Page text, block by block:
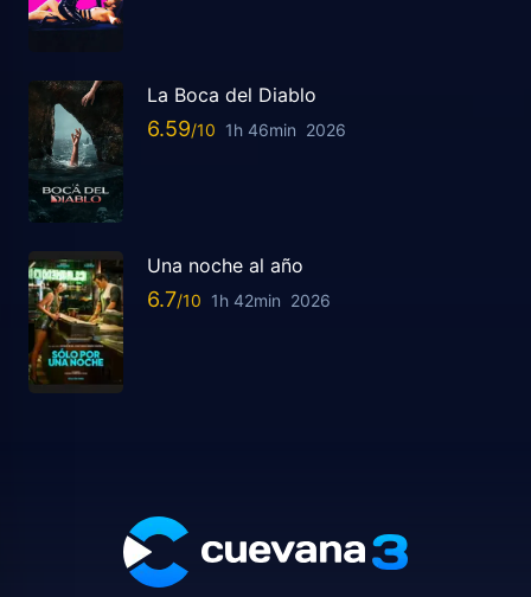
La Boca del Diablo
6.59 1h 46min 2026
Una noche al año
6.7 1h 42min 2026